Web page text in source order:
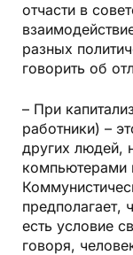
отчасти в
разных
говорить об
– При
работники) –
других людей,
компьютерами
предполагает,
есть условие
говоря,